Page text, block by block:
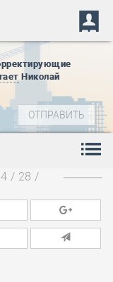
Николай
/ 28 /